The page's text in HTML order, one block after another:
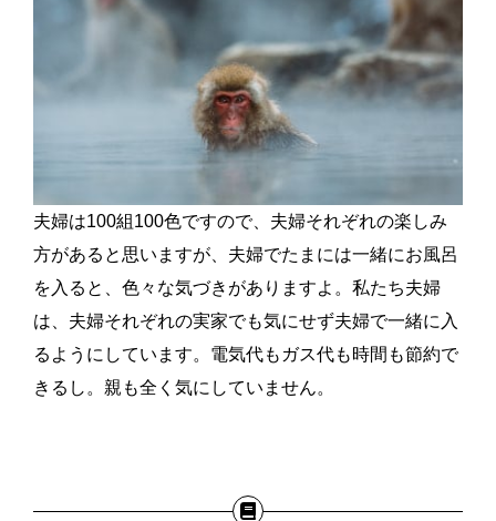
夫婦は100組100色ですので、夫婦それぞれの楽しみ
方があると思いますが、夫婦でたまには一緒にお風呂
を入ると、色々な気づきがありますよ。私たち夫婦
は、夫婦それぞれの実家でも気にせず夫婦で一緒に入
るようにしています。電気代もガス代も時間も節約で
きるし。親も全く気にしていません。